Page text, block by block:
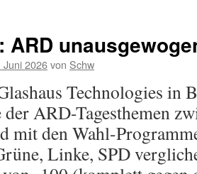
ARD
Juni 2026von Schw
Technologies in
ARD-Tagesthemen
mit den Wahl-
Linke, SPD